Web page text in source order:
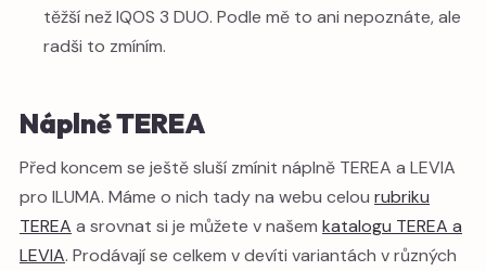
těžší než IQOS 3 DUO. Podle mě to ani nepoznáte, ale
radši to zmíním.
Náplně TEREA
Před koncem se ještě sluší zmínit náplně TEREA a LEVIA
pro ILUMA. Máme o nich tady na webu celou rubriku
TEREA a srovnat si je můžete v našem katalogu TEREA a
LEVIA. Prodávají se celkem v devíti variantách v různých